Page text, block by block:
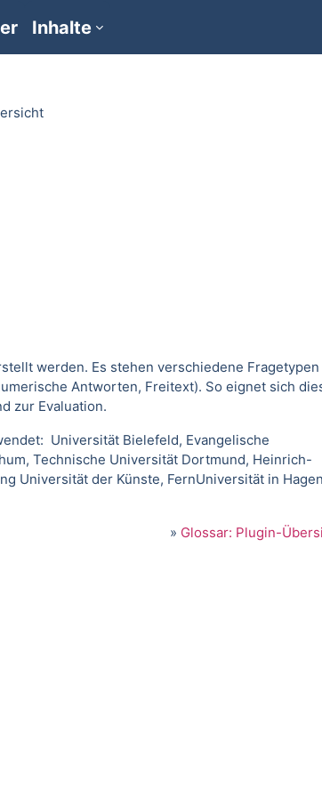
Inhalte
werden. Es stehen verschiedene
Antworten, Freitext). So eignet sich
zur Evaluation.
Universität Bielefeld, Evangelische
Technische Universität Dortmund, Heinrich-
Universität der Künste, FernUniversität in
» Glossar: Plugin-